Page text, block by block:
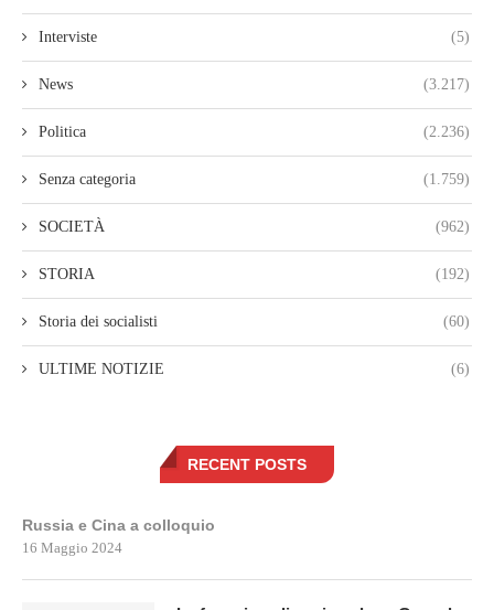
Interviste (5)
News (3.217)
Politica (2.236)
Senza categoria (1.759)
SOCIETÀ (962)
STORIA (192)
Storia dei socialisti (60)
ULTIME NOTIZIE (6)
RECENT POSTS
Russia e Cina a colloquio
16 Maggio 2024